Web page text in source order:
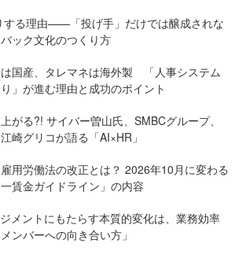
する理由——「投げ手」だけでは醸成されな
ック文化のつくり方
国産、タレマネは海外製 「人事システム
」が進む理由と成功のポイント
がる?! サイバー曽山氏、SMBCグループ、
崎グリコが語る「AI×HR」
用労働法の改正とは？ 2026年10月に変わる
一賃金ガイドライン」の内容
メントにもたらす本質的変化は、業務効率
ンバーへの向き合い方」